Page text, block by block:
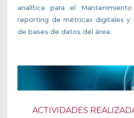
analítica para el
reporting de métricas digitales y
de bases de datos del área.
ACTIVIDADES